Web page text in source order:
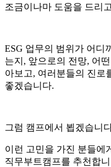
조금이나마 도움을 드리
ESG 업무의 범위가 어디
는지, 앞으로의 전망, 어
아보고, 여러분들의 진로
좋겠습니다.
그럼 캠프에서 뵙겠습니
이런 고민을 가진 분들에
직무부트캠프를 추천합